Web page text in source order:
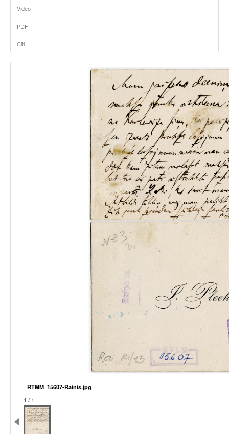
Video
PDF
Citi
RTMM_15607-Rainis.jpg
1 / 1